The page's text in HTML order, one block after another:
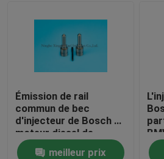
Émission de rail
commun de bec
d'injecteur de Bosch de
moteur diesel de
pièces d'auto basse
meilleur prix